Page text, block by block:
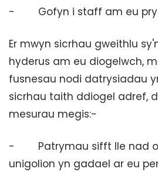
- Gofyn i staff am eu
Er mwyn sicrhau gweithlu
hyderus am eu diogelwch,
fusnesau nodi datrysiadau
sicrhau taith ddiogel adref,
mesurau megis:-
- Patrymau sifft lle nad
unigolion yn gadael ar eu